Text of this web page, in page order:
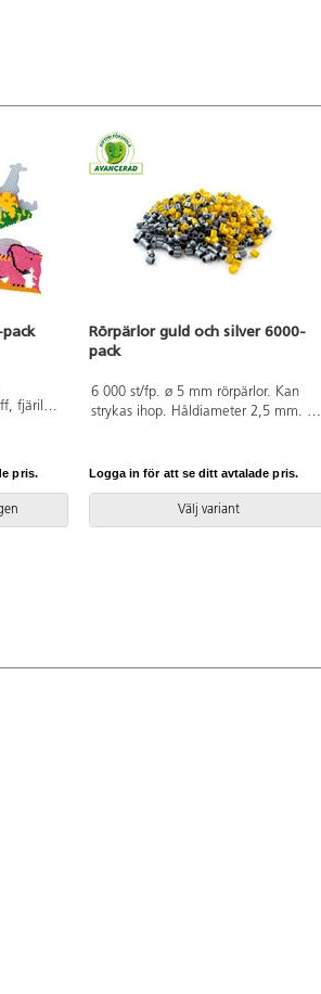
fjäril
pris.
Rörpärlor guld och silver 6000-
pack
6 000 st/fp. ø 5 mm rörpärlor. Kan
strykas ihop. Håldiameter 2,5 mm. Av
till pärlplattor. PVC-fri. Från 3 år.
Logga in för att se ditt avtalade pris.
Välj variant